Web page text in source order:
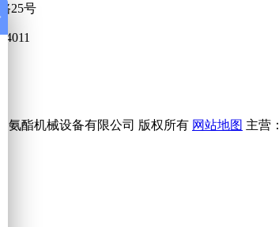
25号
氨酯机械设备有限公司 版权所有 网站地图 主营：